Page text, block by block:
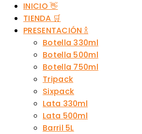
INICIO 👋
TIENDA 🛒
PRESENTACIÓN 🍾
Botella 330ml
Botella 500ml
Botella 750ml
Tripack
Sixpack
Lata 330ml
Lata 500ml
Barril 5L